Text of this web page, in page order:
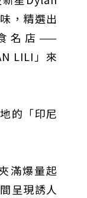
，精選出
名店——
LILI」來
的「印尼
滿爆量起
呈現誘人